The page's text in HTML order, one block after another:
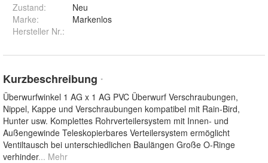
Zustand:
Neu
Marke:
Markenlos
Hersteller Nr.:
Kurzbeschreibung *
Überwurfwinkel 1 AG x 1 AG PVC Überwurf Verschraubungen,
Nippel, Kappe und Verschraubungen kompatibel mit Rain-Bird,
Hunter usw. Komplettes Rohrverteilersystem mit Innen- und
Außengewinde Teleskopierbares Verteilersystem ermöglicht
Ventiltausch bei unterschiedlichen Baulängen Große O-Ringe
verhinder... Mehr